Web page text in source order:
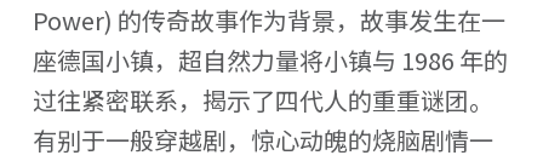
Power) 的传奇故事作为背景，故事发生在一
座德国小镇，超自然力量将小镇与 1986 年的
过往紧密联系，揭示了四代人的重重谜团。
有别于一般穿越剧，惊心动魄的烧脑剧情一